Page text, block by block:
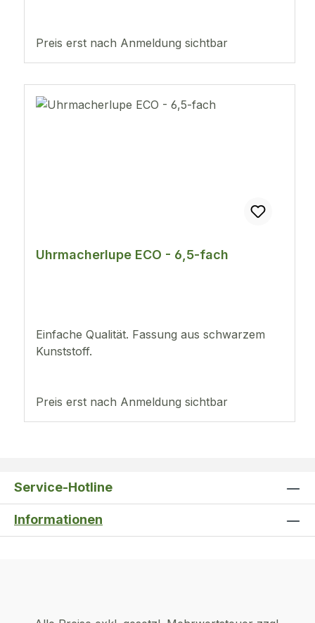
Preis erst nach Anmeldung sichtbar
Uhrmacherlupe ECO - 6,5-fach
Einfache Qualität. Fassung aus schwarzem
Kunststoff.
Preis erst nach Anmeldung sichtbar
Service-Hotline
Informationen